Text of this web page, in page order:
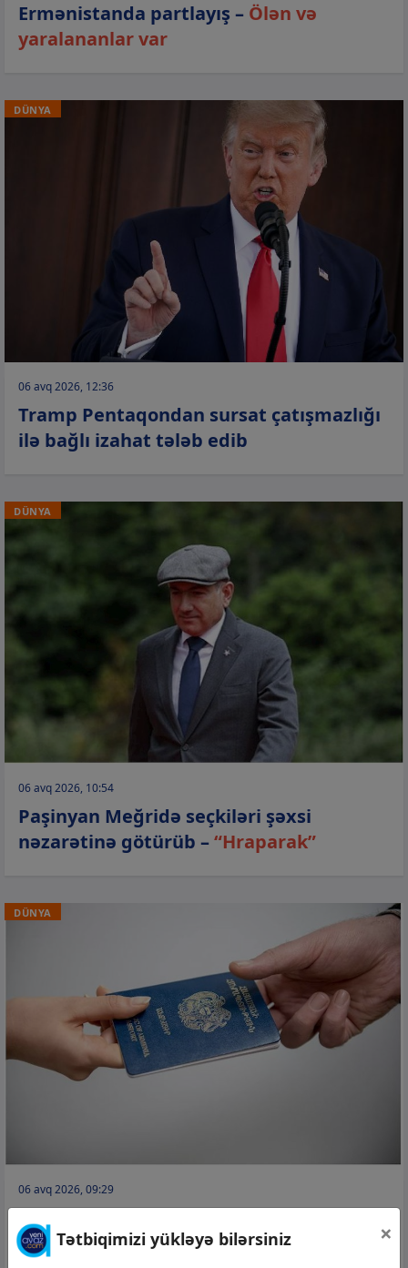
Ermənistanda partlayış – Ölən və
yaralananlar var
DÜNYA
06 avq 2026, 12:36
Tramp Pentaqondan sursat çatışmazlığı
ilə bağlı izahat tələb edib
DÜNYA
06 avq 2026, 10:54
Paşinyan Meğridə seçkiləri şəxsi
nəzarətinə götürüb –“Hraparak”
DÜNYA
06 avq 2026, 09:29
Ermənistan suriyalı ermənilərə pasport
verir –81 min dollar ayırıb
Tətbiqimizi yükləyə bilərsiniz ×